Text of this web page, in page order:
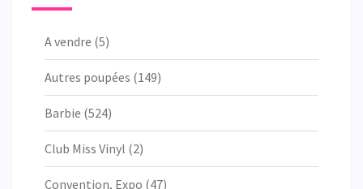
A vendre (5)
Autres poupées (149)
Barbie (524)
Club Miss Vinyl (2)
Convention, Expo (47)